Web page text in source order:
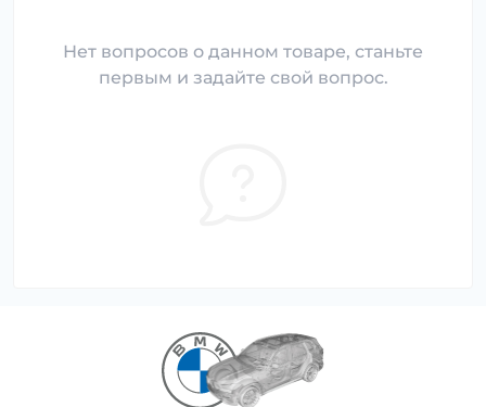
Нет вопросов о данном товаре, станьте
первым и задайте свой вопрос.